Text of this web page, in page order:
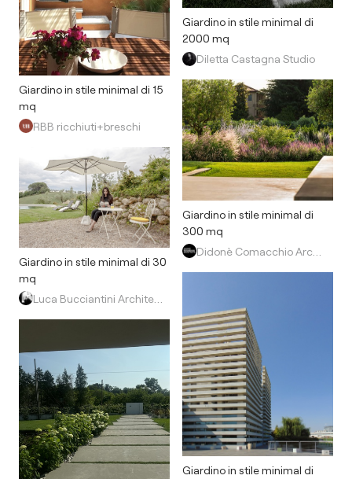
Giardino in stile minimal di 15
mq
RBB ricchiuti+breschi
Giardino in stile minimal di 30
mq
Giardino in stile minimal di
2000 mq
Diletta Castagna Studio
Giardino in stile minimal di
300 mq
Giardino in stile minimal di